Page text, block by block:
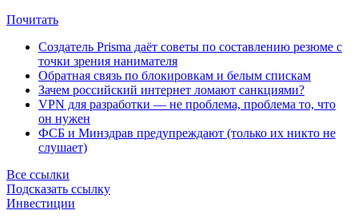
Почитать
Создатель Prisma даёт советы по составлению резюме с
точки зрения нанимателя
Обратная связь по блокировкам и белым спискам
Зачем российский интернет ломают санкциями?
VPN для разработки — не проблема, проблема то, что
он нужен
ФСБ и Минздрав предупреждают (только их никто не
слушает)
Все ссылки
Подсказать ссылку
Инвестиции